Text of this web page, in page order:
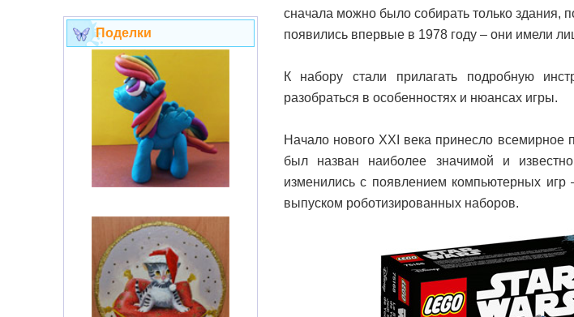
Поделки
сначала можно было собирать только здания,
появились впервые в 1978 году – они имели
К набору стали прилагать подробную
разобраться в особенностях и нюансах игры.
Начало нового XXI века принесло всемирное
был назван наиболее значимой и
изменились с появлением компьютерных игр
выпуском роботизированных наборов.